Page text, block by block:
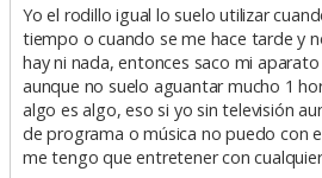
n
a
j
e
Yo el rodillo igual lo suelo utilizar
tiempo o cuando se me hace tarde y
hay ni nada, entonces saco mi
aunque no suelo aguantar mucho 1
algo es algo, eso si yo sin televisión
de programa o música no puedo con
me tengo que entretener con